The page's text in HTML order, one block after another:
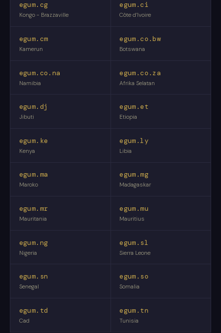
egum.cg
Kongo - Brazzaville
egum.ci
Côte d’Ivoire
egum.cm
Kamerun
egum.co.bw
Botswana
egum.co.na
Namibia
egum.co.za
Afrika Selatan
egum.dj
Jibuti
egum.et
Etiopia
egum.ke
Kenya
egum.ly
Libia
egum.ma
Maroko
egum.mg
Madagaskar
egum.mr
Mauritania
egum.mu
Mauritius
egum.ng
Nigeria
egum.sl
Sierra Leone
egum.sn
Senegal
egum.so
Somalia
egum.td
Cad
egum.tn
Tunisia